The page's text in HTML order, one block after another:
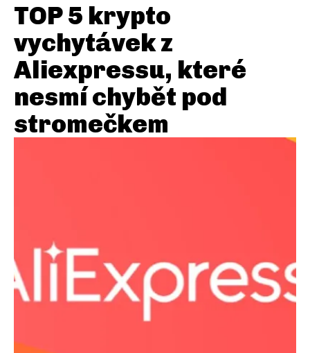
TOP 5 krypto
vychytávek z
Aliexpressu, které
nesmí chybět pod
stromečkem